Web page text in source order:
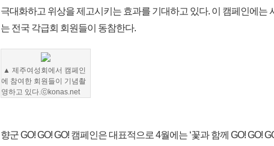
극대화하고 위상을 제고시키는 효과를 기대하고 있다. 이 캠페인에는
는 전국 각급회 회원들이 동참한다.
▲ 제주여성회에서 캠페인
에 참여한 회원들이 기념촬
영하고 있다.ⓒkonas.net
향군 GO! GO! GO! 캠페인은 대표적으로 4월에는 ‘꽃과 함께 GO! GO!